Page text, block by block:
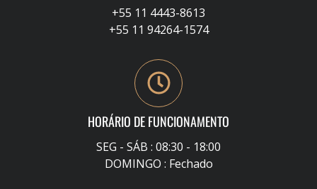
+55 11 4443-8613
+55 11 94264-1574
HORÁRIO DE FUNCIONAMENTO
SEG - SÁB : 08:30 - 18:00
DOMINGO : Fechado